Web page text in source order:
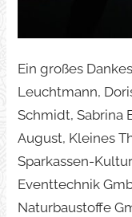
Ein großes
Leuchtmann,
Schmidt, Sabrina
August, Kleines
Sparkassen-
Eventtechnik
Naturbaustoffe